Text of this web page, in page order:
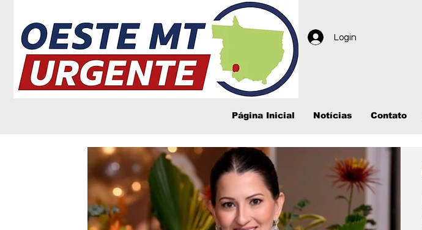
Login
Página Inicial Notícias Contato